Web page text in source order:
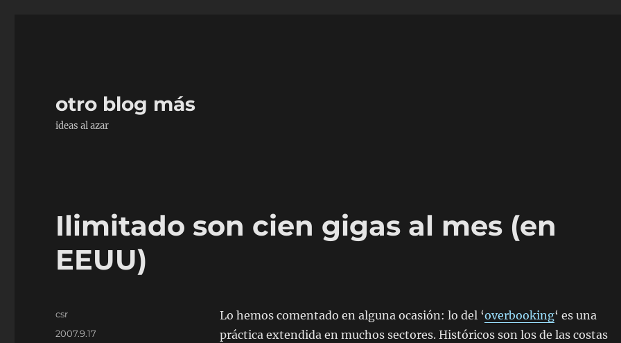
otro blog más
ideas al azar
Ilimitado son cien gigas al mes (en
EEUU)
Lo hemos comentado en alguna ocasión: lo del ‘overbooking‘ es una
práctica extendida en muchos sectores. Históricos son los de las costas
Autor
csr
Publicado
2007.9.17